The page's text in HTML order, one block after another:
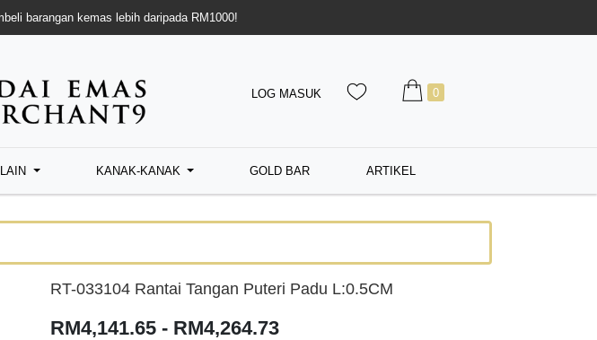
barangan kemas lebih daripada RM1000!
LOG MASUK 0
LAIN KANAK-KANAK GOLD BAR ARTIKEL
RT-033104 Rantai Tangan Puteri Padu L:0.5CM
RM4,141.65 - RM4,264.73